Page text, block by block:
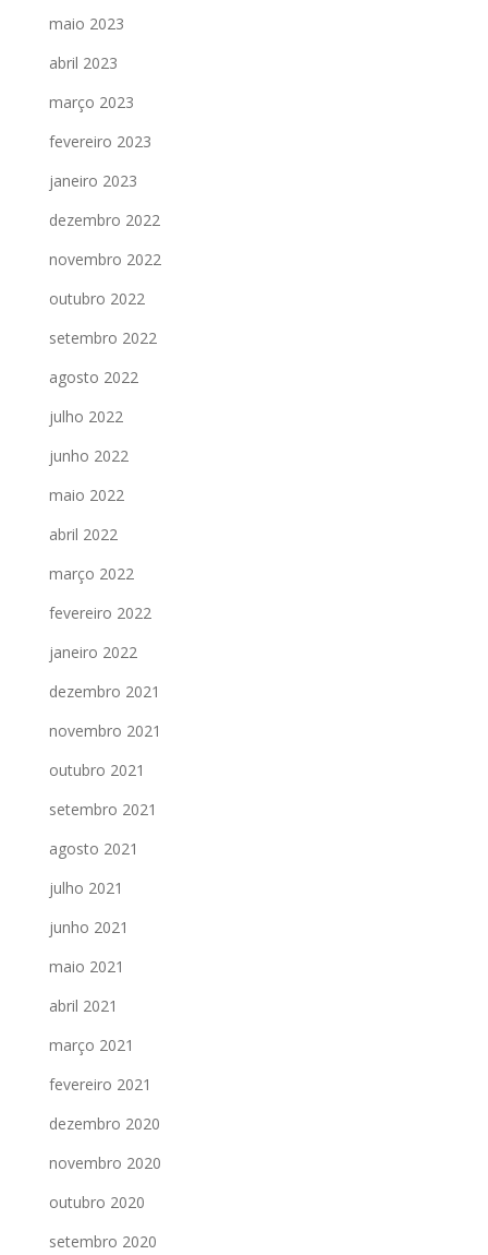
maio 2023
abril 2023
março 2023
fevereiro 2023
janeiro 2023
dezembro 2022
novembro 2022
outubro 2022
setembro 2022
agosto 2022
julho 2022
junho 2022
maio 2022
abril 2022
março 2022
fevereiro 2022
janeiro 2022
dezembro 2021
novembro 2021
outubro 2021
setembro 2021
agosto 2021
julho 2021
junho 2021
maio 2021
abril 2021
março 2021
fevereiro 2021
dezembro 2020
novembro 2020
outubro 2020
setembro 2020